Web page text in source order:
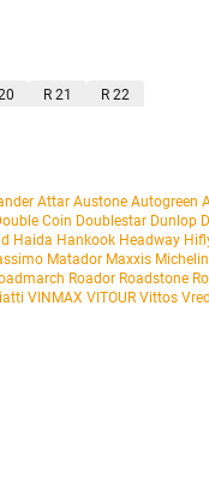
R 21 R 22
Attar Austone Autogreen
Coin Doublestar Dunlop
Haida Hankook Headway
Matador Maxxis Michelin
Roador Roadstone
VINMAX VITOUR Vittos